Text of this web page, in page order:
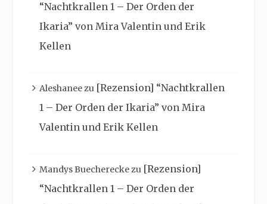
“Nachtkrallen 1 – Der Orden der
Ikaria” von Mira Valentin und Erik
Kellen
Aleshaneezu [Rezension] “Nachtkrallen
1 – Der Orden der Ikaria” von Mira
Valentin und Erik Kellen
Mandys Buechereckezu [Rezension]
“Nachtkrallen 1 – Der Orden der